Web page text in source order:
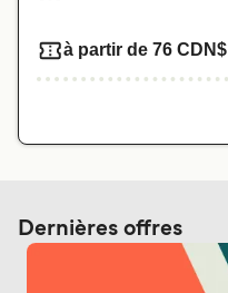
à partir de 76 CDN$
Dernières offres